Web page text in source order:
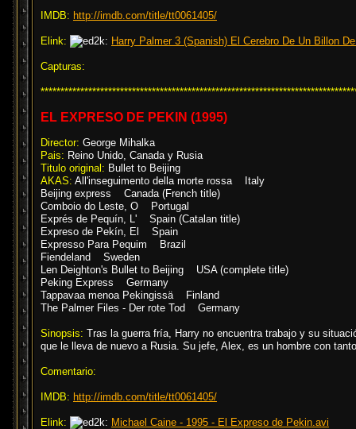
IMDB: http://imdb.com/title/tt0061405/
Elink: Harry Palmer 3 (Spanish) El Cerebro De Un Billon
Capturas:
EL EXPRESO DE PEKIN (1995)
Director: George Mihalka
Pais: Reino Unido, Canada y Rusia
Titulo original: Bullet to Beijing
AKAS: All'inseguimento della morte rossa Italy
Beijing express Canada (French title)
Comboio do Leste, O Portugal
Exprés de Pequín, L' Spain (Catalan title)
Expreso de Pekín, El Spain
Expresso Para Pequim Brazil
Fiendeland Sweden
Len Deighton's Bullet to Beijing USA (complete title)
Peking Express Germany
Tappavaa menoa Pekingissä Finland
The Palmer Files - Der rote Tod Germany
Sinopsis: Tras la guerra fría, Harry no encuentra trabajo y su
que le lleva de nuevo a Rusia. Su jefe, Alex, es un hombre con
Comentario:
IMDB: http://imdb.com/title/tt0061405/
Elink: Michael Caine - 1995 - El Expreso de Pekin.avi